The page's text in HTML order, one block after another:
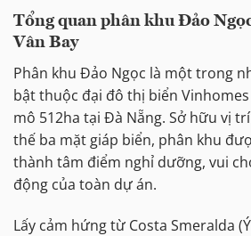
Tổng quan phân khu Đảo
Vân Bay
Phân khu Đảo Ngọc là một trong
bật thuộc đại đô thị biển Vinhomes
mô 512ha tại Đà Nẵng. Sở hữu vị
thế ba mặt giáp biển, phân khu
thành tâm điểm nghỉ dưỡng, vui
động của toàn dự án.
Lấy cảm hứng từ Costa Smeralda